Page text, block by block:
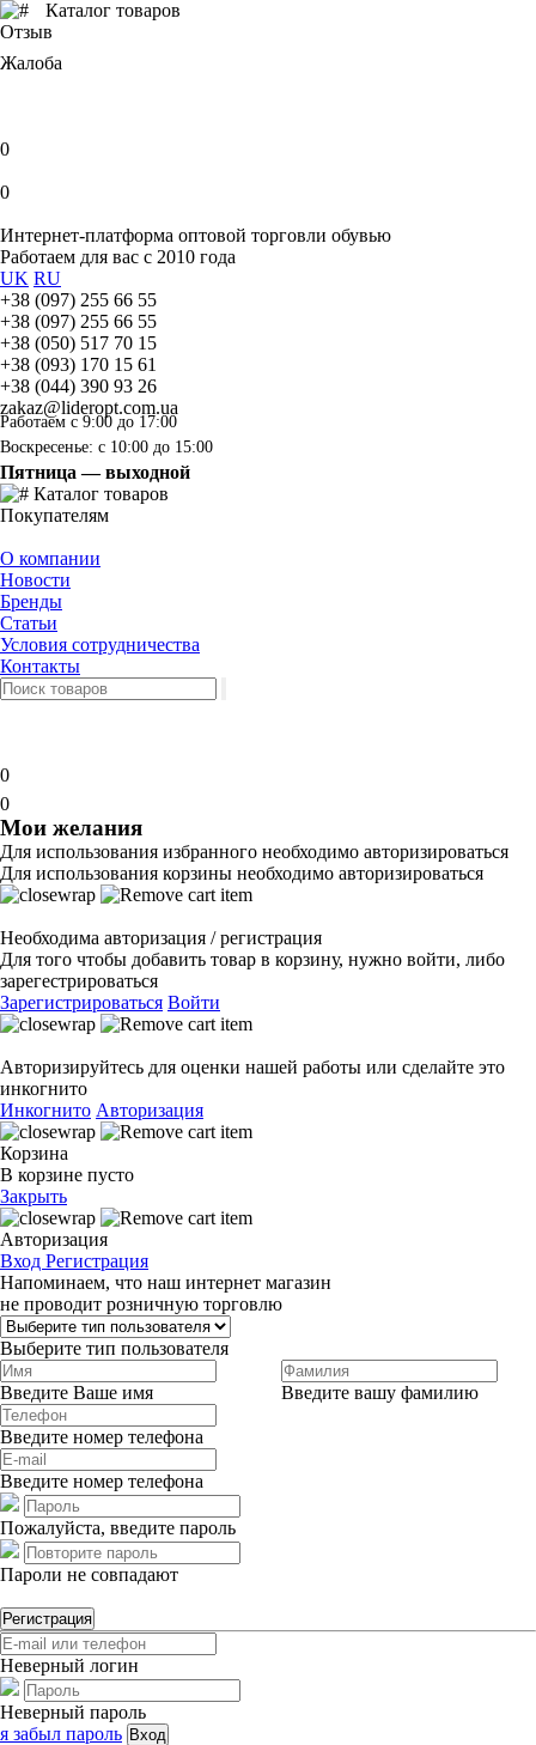
Каталог товаров
Отзыв
Жалоба
0
0
Интернет-платформа оптовой торговли обувью
Работаем для вас с 2010 года
UK RU
+38 (097) 255 66 55
+38 (097) 255 66 55
+38 (050) 517 70 15
+38 (093) 170 15 61
+38 (044) 390 93 26
zakaz@lideropt.com.ua
Работаем с 9:00 до 17:00
Воскресенье: с 10:00 до 15:00
Пятница — выходной
Каталог товаров
Покупателям
О компании
Новости
Бренды
Статьи
Условия сотрудничества
Контакты
0
0
Мои желания
Для использования избранного необходимо авторизироваться
Для использования корзины необходимо авторизироваться
Необходима авторизация / регистрация
Для того чтобы добавить товар в корзину, нужно войти, либо
зарегестрироваться
Зарегистрироваться Войти
Авторизируйтесь для оценки нашей работы или сделайте это
инкогнито
Инкогнито Авторизация
Корзина
В корзине пусто
Закрыть
Авторизация
Вход Регистрация
Напоминаем, что наш интернет магазин
не проводит розничную торговлю
Выберите тип пользователя
Введите Ваше имя Введите вашу фамилию
Введите номер телефона
Введите номер телефона
Пожалуйста, введите пароль
Пароли не совпадают
Регистрация
Неверный логин
Неверный пароль
я забыл пароль Вход